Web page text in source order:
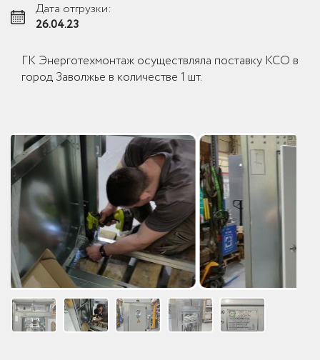
Дата отгрузки:
26.04.23
ГК Энерготехмонтаж осуществляла поставку КСО в
город Заволжье в количестве 1 шт.